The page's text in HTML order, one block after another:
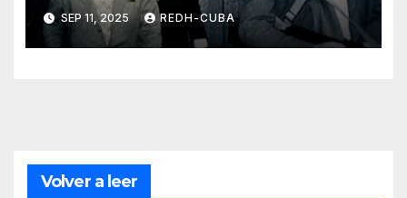
SEP 11, 2025 REDH-CUBA
Volver a leer